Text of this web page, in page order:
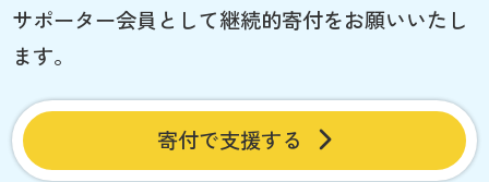
サポーター会員として継続的寄付をお願いいたし
ます。
寄付で支援する